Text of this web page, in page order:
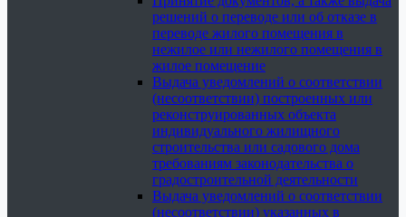
решений о переводе или об отказе в
переводе жилого помещения в
нежилое или нежилого помещения в
жилое помещение
Выдача уведомлений о соответствии
(несоответствии) построенных или
реконструированных объекта
индивидуального жилищного
строительства или садового дома
требованиям законодательства о
градостроительной деятельности
Выдача уведомлений о соответствии
(несоответствии) указанных в